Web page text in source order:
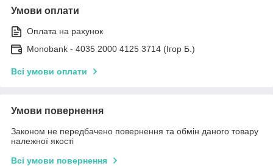
Умови оплати
Оплата на рахунок
Monobank - 4035 2000 4125 3714 (Ігор Б.)
Всі умови оплати
Умови повернення
Законом не передбачено повернення та обмін даного товару
належної якості
Всі умови повернення